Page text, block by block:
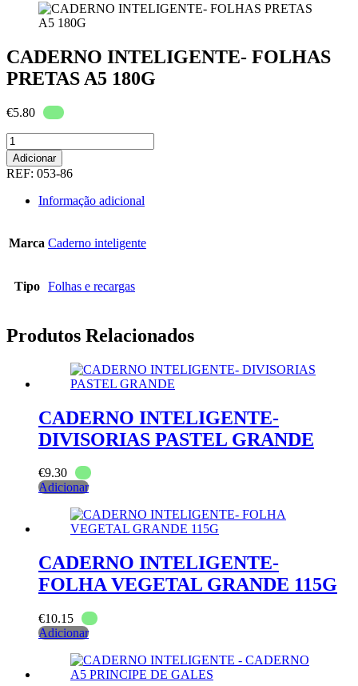
CADERNO INTELIGENTE- FOLHAS
PRETAS A5 180G
€5.80
Quantidade
de
CADERNO
INTELIGENTE-
FOLHAS
PRETAS
180G
Adicionar
REF: 053-86
Informação adicional
Marca Caderno inteligente
Tipo Folhas e recargas
Produtos Relacionados
CADERNO INTELIGENTE-
DIVISORIAS PASTEL GRANDE
€9.30
Adicionar
CADERNO INTELIGENTE-
FOLHA VEGETAL GRANDE 115G
€10.15
Adicionar